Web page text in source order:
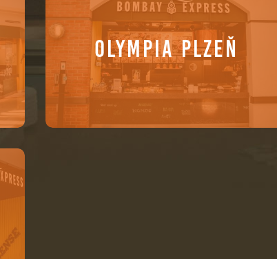
OLYMPIA PLZEŇ